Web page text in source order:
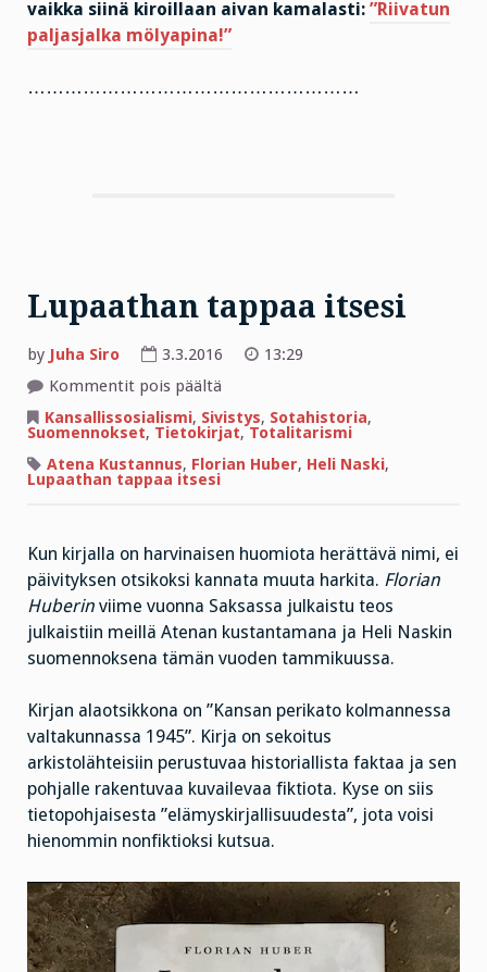
vaikka siinä kiroillaan aivan kamalasti: ”Riivatun
paljasjalka mölyapina!”
………………………………………………
Lupaathan tappaa itsesi
by Juha Siro 3.3.2016
13:29
Kommentit pois päältä
tappaa
itsesi
Kansallissosialismi, Sivistys, Sotahistoria,
Suomennokset, Tietokirjat,Totalitarismi
Atena Kustannus, Florian Huber, Heli Naski,
Lupaathan tappaa itsesi
Kun kirjalla on harvinaisen huomiota herättävä nimi, ei
päivityksen otsikoksi kannata muuta harkita. Florian
Huberin viime vuonna Saksassa julkaistu teos
julkaistiin meillä Atenan kustantamana ja Heli Naskin
suomennoksena tämän vuoden tammikuussa.
Kirjan alaotsikkona on ”Kansan perikato kolmannessa
valtakunnassa 1945”. Kirja on sekoitus
arkistolähteisiin perustuvaa historiallista faktaa ja sen
pohjalle rakentuvaa kuvailevaa fiktiota. Kyse on siis
tietopohjaisesta ”elämyskirjallisuudesta”, jota voisi
hienommin nonfiktioksi kutsua.